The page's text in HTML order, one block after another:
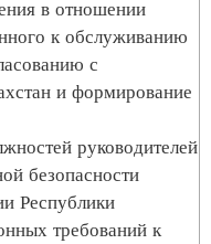
в отношении
к обслуживанию
с
и формирование
руководителей
безопасности
Республики
требований к